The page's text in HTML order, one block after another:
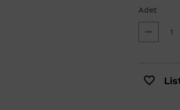
Adet